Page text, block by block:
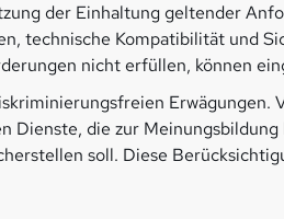
der Einhaltung geltender
technische Kompatibilität und
nicht erfüllen, können
Erwägungen.
die zur
soll. Diese